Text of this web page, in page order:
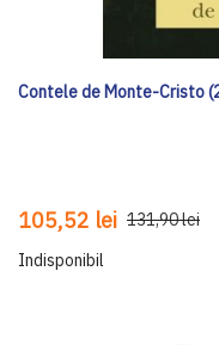
Contele de Monte-Cristo
105,52 lei 131,90 lei
Indisponibil